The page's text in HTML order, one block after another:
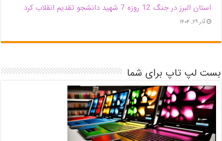
استان البرز در جنگ 12 روزه 7 شهید دانشجو تقدیم انقلاب کرد
آذر ۲۹, ۱۴۰۴
بست لپ تاپ برای شما